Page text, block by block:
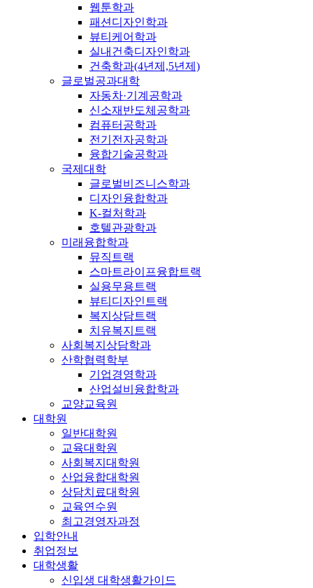
웹툰학과
패션디자인학과
뷰티케어학과
실내건축디자인학과
건축학과(4년제,5년제)
글로벌공과대학
자동차·기계공학과
신소재반도체공학과
컴퓨터공학과
전기전자공학과
융합기술공학과
국제대학
글로벌비즈니스학과
디자인융합학과
K-컬처학과
호텔관광학과
미래융합학과
뮤직트랙
스마트라이프융합트랙
실용무용트랙
뷰티디자인트랙
복지상담트랙
치유복지트랙
사회복지상담학과
산학협력학부
기업경영학과
산업설비융합학과
교양교육원
대학원
일반대학원
교육대학원
사회복지대학원
산업융합대학원
상담치료대학원
교육연수원
최고경영자과정
입학안내
취업정보
대학생활
신입생 대학생활가이드